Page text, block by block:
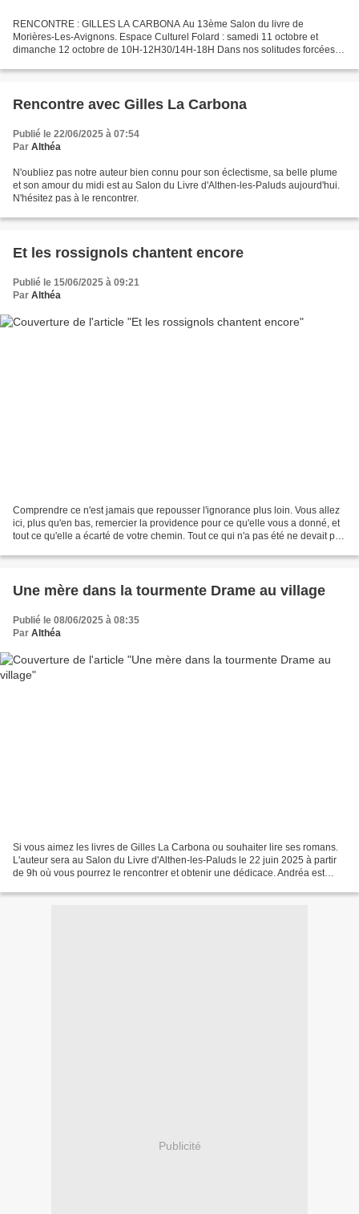
RENCONTRE : GILLES LA CARBONA Au 13ème Salon du livre de
Morières-Les-Avignons. Espace Culturel Folard : samedi 11 octobre et
dimanche 12 octobre de 10H-12H30/14H-18H Dans nos solitudes forcées,
Rencontre avec Gilles La Carbona
Publié le 22/06/2025 à 07:54
Par Althéa
N'oubliez pas notre auteur bien connu pour son éclectisme, sa belle plume
et son amour du midi est au Salon du Livre d'Althen-les-Paluds aujourd'hui.
N'hésitez pas à le rencontrer.
Et les rossignols chantent encore
Publié le 15/06/2025 à 09:21
Par Althéa
Comprendre ce n'est jamais que repousser l'ignorance plus loin. Vous allez
ici, plus qu'en bas, remercier la providence pour ce qu'elle vous a donné, et
tout ce qu'elle a écarté de votre chemin. Tout ce qui n'a pas été ne devait pas
Une mère dans la tourmente Drame au village
Publié le 08/06/2025 à 08:35
Par Althéa
Si vous aimez les livres de Gilles La Carbona ou souhaiter lire ses romans.
L'auteur sera au Salon du Livre d'Althen-les-Paluds le 22 juin 2025 à partir
de 9h où vous pourrez le rencontrer et obtenir une dédicace. Andréa est
Publicité